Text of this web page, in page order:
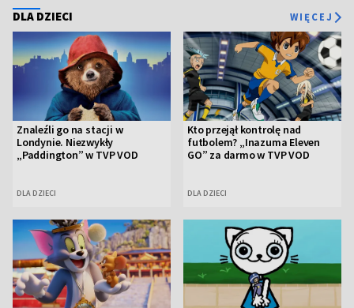
DLA DZIECI WIĘCEJ
Znaleźli go na stacji w
Londynie. Niezwykły
„Paddington” w TVP VOD
DLA DZIECI
Kto przejął kontrolę nad
futbolem? „Inazuma Eleven
GO” za darmo w TVP VOD
DLA DZIECI